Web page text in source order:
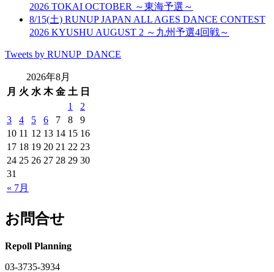
2026 TOKAI OCTOBER ～東海予選～
8/15(土) RUNUP JAPAN ALL AGES DANCE CONTEST
2026 KYUSHU AUGUST 2 ～九州予選4回戦～
Tweets by RUNUP_DANCE
2026年8月
月 火 水 木 金 土 日
« 7月
1
2
3
4 5 6 7 8
9
10 11 12 13 14 15 16
17 18 19 20 21 22 23
24 25 26 27 28 29 30
31
お問合せ
Repoll Planning
03-3735-3934